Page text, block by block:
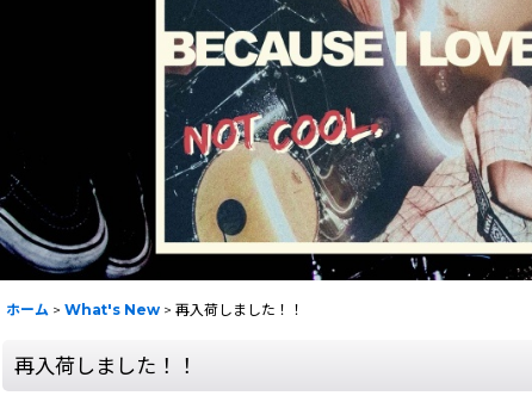
ホーム > What's New > 再入荷しました！！
再入荷しました！！